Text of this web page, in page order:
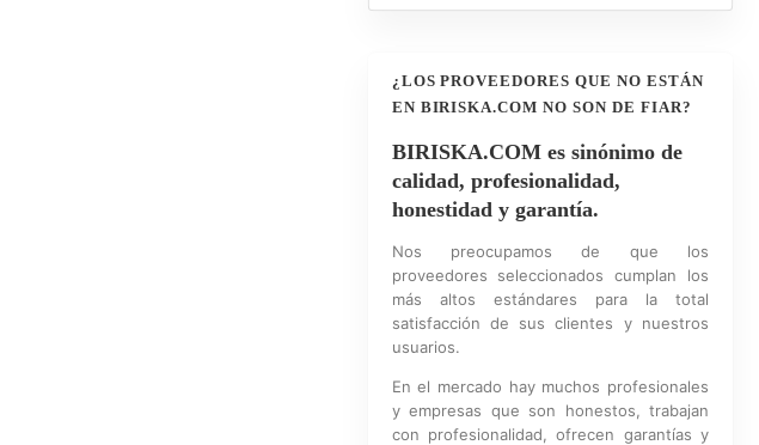
¿LOS PROVEEDORES QUE NO ESTÁN
EN BIRISKA.COM NO SON DE FIAR?
BIRISKA.COM es sinónimo de
calidad, profesionalidad,
honestidad y garantía.
Nos preocupamos de que los
proveedores seleccionados cumplan los
más altos estándares para la total
satisfacción de sus clientes y nuestros
usuarios.
En el mercado hay muchos profesionales
y empresas que son honestos, trabajan
con profesionalidad, ofrecen garantías y